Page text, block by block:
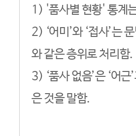
1) '품사별 현황' 통계
2) ‘어미’와 ‘접사’는
와 같은 층위로 처리함.
3) ‘품사 없음’은 ‘어
은 것을 말함.